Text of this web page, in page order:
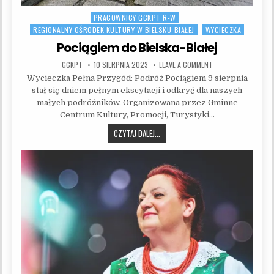
Posted in
PRACOWNICY GCKPT R-W
REGIONALNY OŚRODEK KULTURY W BIELSKU-BIAŁEJ
WYCIECZKA
Pociągiem do Bielska-Białej
AUTHOR:
GCKPT PUBLISHED DATE:
10 SIERPNIA 2023 LEAVE A COMMENTON POCIĄGIEM DO
Wycieczka Pełna Przygód: Podróż Pociągiem 9 sierpnia
stał się dniem pełnym ekscytacji i odkryć dla naszych
małych podróżników. Organizowana przez Gminne
Centrum Kultury, Promocji, Turystyki…
CZYTAJ DALEJ...